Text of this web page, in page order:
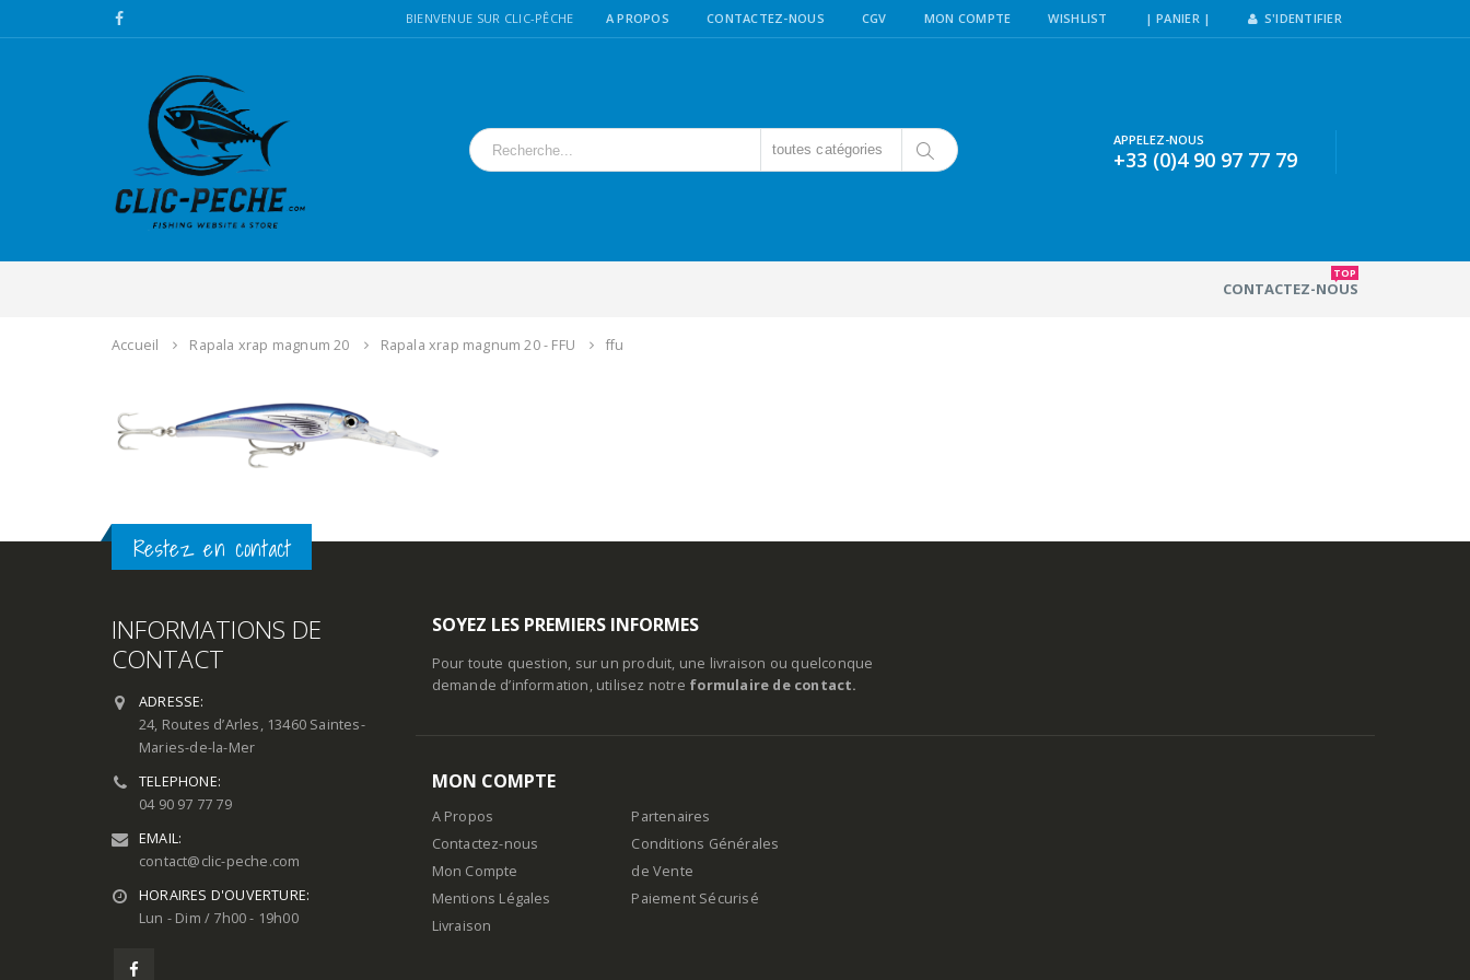
BIENVENUE SUR CLIC-PÊCHE A PROPOS CONTACTEZ-NOUS CGV MON COMPTE WISHLIST | PANIER | S'IDENTIFIER
toutes catégories
APPELEZ-NOUS
+33 (0)4 90 97 77 79
CONTACTEZ-NOUS
TOP
Accueil Rapala xrap magnum 20 Rapala xrap magnum 20 - FFU ffu
Restez en contact
INFORMATIONS DE
CONTACT
ADRESSE:
24, Routes d’Arles, 13460 Saintes-
Maries-de-la-Mer
TELEPHONE:
04 90 97 77 79
EMAIL:
contact@clic-peche.com
HORAIRES D'OUVERTURE:
Lun - Dim / 7h00 - 19h00
SOYEZ LES PREMIERS INFORMES
Pour toute question, sur un produit, une livraison ou quelconque
demande d’information, utilisez notre formulaire de contact.
MON COMPTE
A Propos
Contactez-nous
Mon Compte
Mentions Légales
Livraison
Partenaires
Conditions Générales
de Vente
Paiement Sécurisé